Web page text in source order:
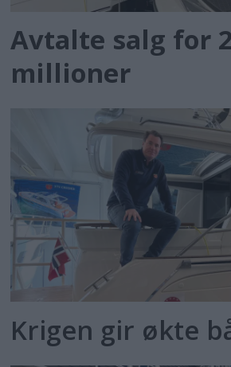
Avtalte salg for
millioner
Krigen gir økte